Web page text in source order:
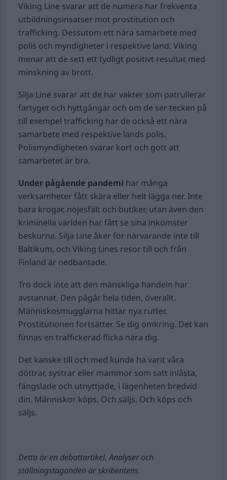
Viking Line svarar att de numera har frekventa
utbildningsinsatser mot prostitution och
trafficking. Dessutom ett nära samarbete med
polis och myndigheter i respektive land. Viking
menar att de sett ett tydligt positivt resultat med
minskning av brott.
Silja Line svarar att de har vakter som patrullerar
fartyget och hyttgångar och om de ser tecken på
till exempel trafficking har de också ett nära
samarbete med respektive lands polis.
Polismyndigheten svarar kort och gott att
samarbetet är bra.
Under pågående pandemi har många
verksamheter fått skära eller helt lägga ner. Inte
bara krogar, nöjesfält och butiker, utan även den
kriminella världen har fått se sina inkomster
beskurna. Silja Line åker för närvarande inte till
Baltikum, och Viking Lines resor till och från
Finland är nedbantade.
Tro dock inte att den mänskliga handeln har
avstannat. Den pågår hela tiden, överallt.
Människosmugglarna hittar nya rutter.
Prostitutionen fortsätter. Se dig omkring. Det kan
finnas en traffickerad flicka nära dig.
Det kanske till och med kunde ha varit våra
döttrar, systrar eller mammor som satt inlåsta,
fängslade och utnyttjade, i lägenheten bredvid
din. Människor köps. Och säljs. Och köps och
säljs.
Detta är en debattartikel. Analyser och
ställningstaganden är skribentens.